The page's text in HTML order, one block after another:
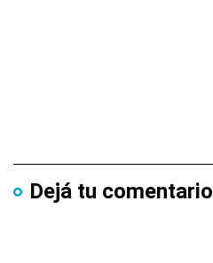
Dejá tu comentario